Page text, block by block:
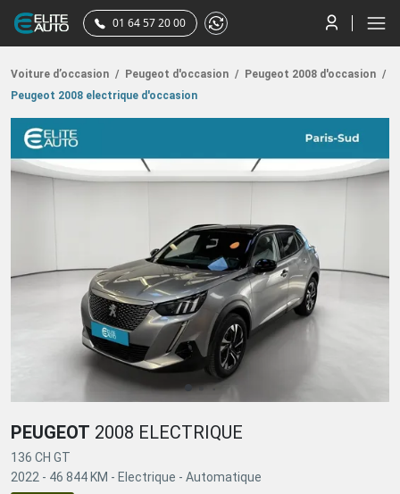
01 64 57 20 00
Voiture d’occasion / Peugeot d'occasion / Peugeot 2008 d'occasion /
Peugeot 2008 electrique d'occasion
PEUGEOT 2008 ELECTRIQUE
136 CH GT
2022 - 46 844 KM - Electrique - Automatique